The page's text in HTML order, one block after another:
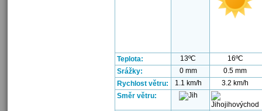
Teplota: 13ºC
16ºC
Srážky:
0 mm
0.5 mm
Rychlost větru:
1.1 km/h
3.2 km/h
Směr větru: